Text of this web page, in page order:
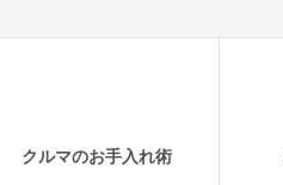
クルマのお手入れ術